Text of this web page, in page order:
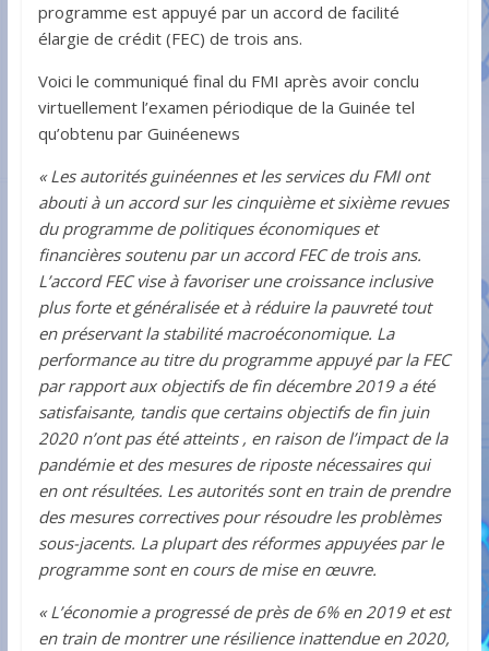
programme est appuyé par un accord de facilité
élargie de crédit (FEC) de trois ans.
Voici le communiqué final du FMI après avoir conclu
virtuellement l’examen périodique de la Guinée tel
qu’obtenu par Guinéenews
« Les autorités guinéennes et les services du FMI ont
abouti à un accord sur les cinquième et sixième revues
du programme de politiques économiques et
financières soutenu par un accord FEC de trois ans.
L’accord FEC vise à favoriser une croissance inclusive
plus forte et généralisée et à réduire la pauvreté tout
en préservant la stabilité macroéconomique. La
performance au titre du programme appuyé par la FEC
par rapport aux objectifs de fin décembre 2019 a été
satisfaisante, tandis que certains objectifs de fin juin
2020 n’ont pas été atteints , en raison de l’impact de la
pandémie et des mesures de riposte nécessaires qui
en ont résultées. Les autorités sont en train de prendre
des mesures correctives pour résoudre les problèmes
sous-jacents. La plupart des réformes appuyées par le
programme sont en cours de mise en œuvre.
« L’économie a progressé de près de 6% en 2019 et est
en train de montrer une résilience inattendue en 2020,